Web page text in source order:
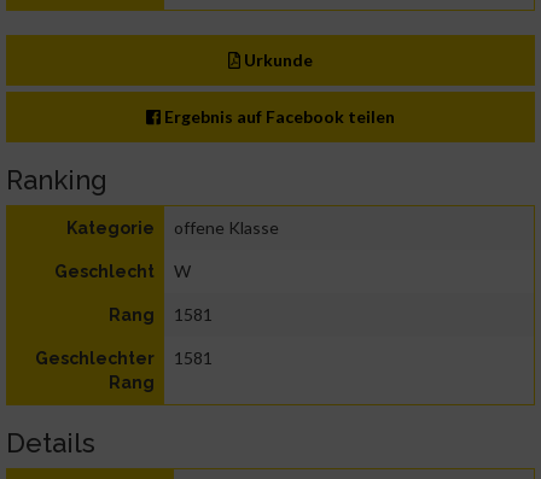
Urkunde
Ergebnis auf Facebook teilen
Ranking
Kategorie offene Klasse
Geschlecht W
Rang 1581
Geschlechter
Rang
1581
Details